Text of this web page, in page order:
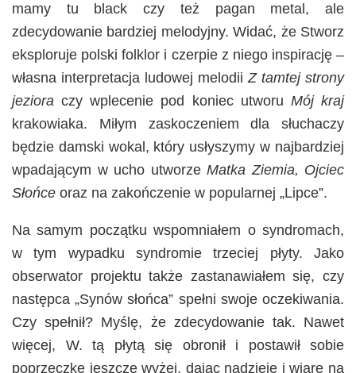
mamy tu black czy też pagan metal, ale
zdecydowanie bardziej melodyjny. Widać, że Stworz
eksploruje polski folklor i czerpie z niego inspirację –
własna interpretacja ludowej melodiiZ tamtej strony
jezioraczy wplecenie pod koniec utworu Mój kraj
krakowiaka. Miłym zaskoczeniem dla słuchaczy
będzie damski wokal, który usłyszymy w najbardziej
wpadającym w ucho utworze Matka Ziemia, Ojciec
Słońce oraz na zakończenie w popularnej „Lipce”.
Na samym początku wspomniałem o syndromach,
w tym wypadku syndromie trzeciej płyty. Jako
obserwator projektu także zastanawiałem się, czy
następca „Synów słońca” spełni swoje oczekiwania.
Czy spełnił? Myślę, że zdecydowanie tak. Nawet
więcej, W. tą płytą się obronił i postawił sobie
poprzeczkę jeszcze wyżej, dając nadzieję i wiarę na